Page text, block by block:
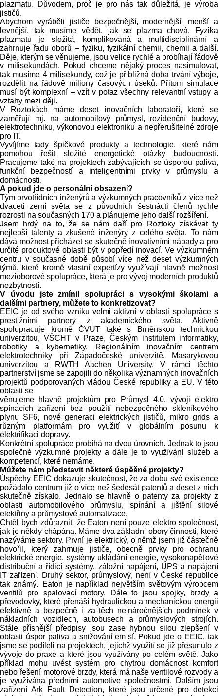
plazmatu. Důvodem, proč je pro nás tak důležitá, je výroba
jističů.
Abychom vyráběli jističe bezpečnější, modernější, menší a
levnější, tak musíme vědět, jak se plazma chová. Fyzika
plazmatu je složitá, komplikovaná a multidisciplinární a
zahrnuje řadu oborů – fyziku, fyzikální chemii, chemii a další.
Děje, kterým se věnujeme, jsou velice rychlé a probíhají řádově
v milisekundách. Pokud chceme nějaký proces nasimulovat,
tak musíme 4 milisekundy, což je přibližná doba trvání výboje,
rozdělit na řádově miliony časových úseků. Přitom simulace
musí být komplexní – vzít v potaz všechny relevantní vstupy a
vztahy mezi ději.
V Roztokách máme deset inovačních laboratoří, které se
zaměřují mj. na automobilový průmysl, rezidenční budovy,
elektrotechniku, výkonovou elektroniku a nepřerušitelné zdroje
pro IT.
Vyvíjíme tady špičkové produkty a technologie, které nám
pomohou řešit složité energetické otázky budoucnosti.
Pracujeme také na projektech zabývajících se úsporou paliva,
funkční bezpečností a inteligentními prvky v průmyslu a
domácnosti.
A pokud jde o personální obsazení?
Tým prvotřídních inženýrů a výzkumných pracovníků z více než
dvaceti zemí světa se z původních šestnácti členů rychle
rozrostl na současných 170 a plánujeme jeho další rozšíření.
Jsem hrdý na to, že se nám daří pro Roztoky získávat ty
nejlepší talenty a zkušené inženýry z celého světa. To nám
dává možnost přicházet se skutečně inovativními nápady a pro
určité produktové oblasti být v popředí inovací. Ve výzkumném
centru v současné době působí více než deset výzkumných
týmů, které kromě vlastní expertízy využívají hlavně možnost
mezioborové spolupráce, která je pro vývoj moderních produktů
nezbytností.
V úvodu jste zmínil spolupráci s vysokými školami a
dalšími partnery, můžete to konkretizovat?
EEIC je od svého vzniku velmi aktivní v oblasti spolupráce s
prestižními partnery z akademického světa. Aktivně
spolupracuje kromě ČVUT také s Brněnskou technickou
univerzitou, VŠCHT v Praze, Českým institutem informatiky,
robotiky a kybernetiky, Regionálním inovačním centrem
elektrotechniky při Západočeské univerzitě, Masarykovou
univerzitou a RWTH Aachen University. V rámci těchto
partnerství jsme se zapojili do několika významných inovačních
projektů podporovaných vládou České republiky a EU. V této
oblasti se
věnujeme hlavně projektům pro Průmysl 4.0, vývoji elektro
spínacích zařízení bez použití nebezpečného skleníkového
plynu SF6, nové generaci elektrických jističů, mikro grids a
různým platformám pro využití v globálním posunu k
elektrifikaci dopravy.
Konkrétní spolupráce probíhá na dvou úrovních. Jednak to jsou
společné výzkumné projekty a dále je to využívání služeb a
kompetencí, které nemáme.
Můžete nám představit některé úspěšné projekty?
Úspěchy EEIC dokazuje skutečnost, že za dobu své existence
požádalo centrum již o více než šedesát patentů a deset z nich
skutečně získalo. Jednalo se hlavně o patenty za projekty z
oblasti automobilového průmyslu, spínání a jištění silové
elektřiny a průmyslové automatizace.
Chtěl bych zdůraznit, že Eaton není pouze elektro společnost,
jak je někdy chápána. Máme dva základní obory činnosti, které
nazýváme sektory. První je elektrický, o němž jsem již částečně
hovořil, který zahrnuje jističe, obecně prvky pro ochranu
elektrické energie, systémy ukládání energie, vysokonapěťové
distribuční a řídicí systémy, záložní napájení, UPS a napájení
IT zařízení. Druhý sektor, průmyslový, není v České republice
tak známý. Eaton je například největším světovým výrobcem
ventilů pro spalovací motory. Dále to jsou spojky, brzdy a
převodovky, které přenáší hydraulickou a mechanickou energii
efektivně a bezpečně i za těch nejnáročnějších podmínek v
nákladních vozidlech, autobusech a průmyslových strojích.
Stále přísnější předpisy jsou zase hybnou silou zlepšení v
oblasti úspor paliva a snižování emisí. Pokud jde o EEIC, tak
jsme se podíleli na projektech, jejichž využití se již přesunulo z
vývoje do praxe a které jsou využívány po celém světě. Jako
příklad mohu uvést systém pro chytrou domácnost komfort
nebo řešení motorové brzdy, která má naše ventilové rozvody a
je využívána předními automotive společnostmi. Dalším jsou
zařízení Ark Fault Detection, které jsou určené pro detekci